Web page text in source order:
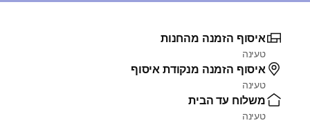
איסוף הזמנה מהחנות
טעינה
איסוף הזמנה מנקודת איסוף
טעינה
משלוח עד הבית
טעינה